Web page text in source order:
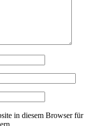
in diesem Browser für